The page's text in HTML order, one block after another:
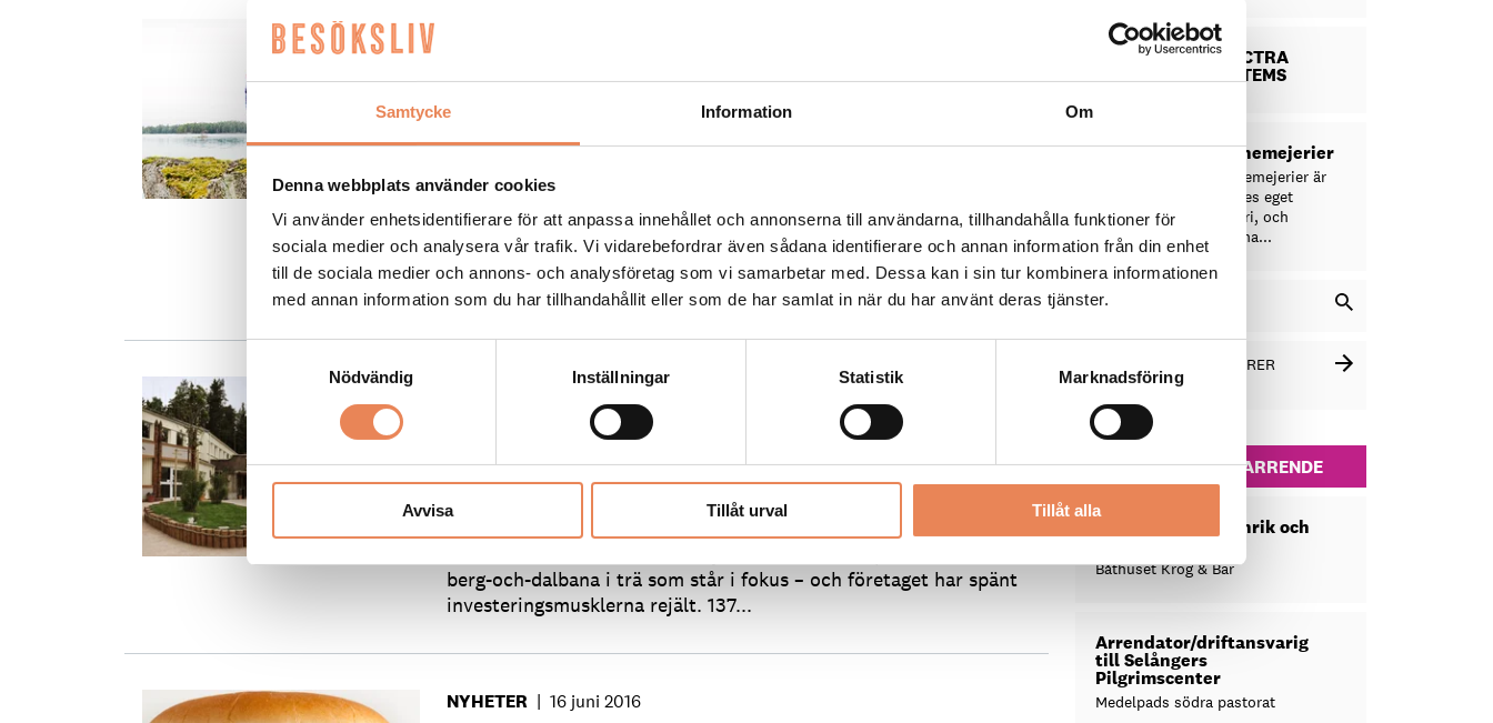
Samtycke Information Om
Denna webbplats använder cookies
Vi använder enhetsidentifierare för att anpassa innehållet och annonserna till användarna, tillhandahålla funktioner för
sociala medier och analysera vår trafik. Vi vidarebefordrar även sådana identifierare och annan information från din enhet
till de sociala medier och annons- och analysföretag som vi samarbetar med. Dessa kan i sin tur kombinera informationen
med annan information som du har tillhandahållit eller som de har samlat in när du har använt deras tjänster.
Nödvändig
Inställningar Statistik Marknadsföring
Avvisa Tillåt urval Tillåt alla
Turistföretagarna jublar ‒
skogarna runt Tiveden ska brukas
NYHETER. Sveaskog går turismföretagarna i Laxå kommun till
mötes och inför ett besöksvänligt skogsbruk på sina marker kring
Tivedens nationalpark. Beslutet innebär att de som redan är i
gång kan bygga ut sin verksamhet o...
16 juni 2016
Kolmårdens galna attraktion
Wildfire nu invigd
berg-och-dalbana i trä som står i fokus – och företaget har spänt
investeringsmusklerna rejält. 137...
NYHETER | 16 juni 2016
SPECTRA
SYSTEMS
Skånemejerier
Skånemejerier är
Skånes eget
mejeri, och
alterna...
SÖK LEVERANTÖR..
SE FLER LEVERANTÖRER
(5214)
SÄLJ OCH ARRENDE
Restauratör till anrik och
Båthuset Krog & Bar
Arrendator/driftansvarig
till Selångers
Pilgrimscenter
Medelpads södra pastorat